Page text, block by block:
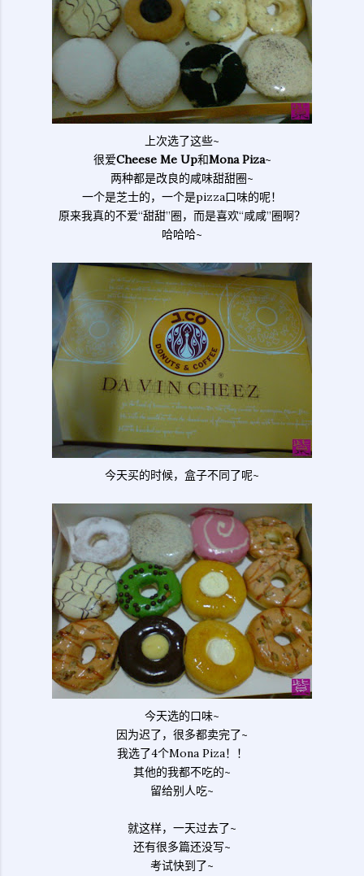
上次选了这些~
很爱Cheese Me Up和Mona Piza~
两种都是改良的咸味甜甜圈~
一个是芝士的，一个是pizza口味的呢！
原来我真的不爱“甜甜”圈，而是喜欢“咸咸”圈啊？
哈哈哈~
今天买的时候，盒子不同了呢~
今天选的口味~
因为迟了，很多都卖完了~
我选了4个Mona Piza！！
其他的我都不吃的~
留给别人吃~
就这样，一天过去了~
还有很多篇还没写~
考试快到了~